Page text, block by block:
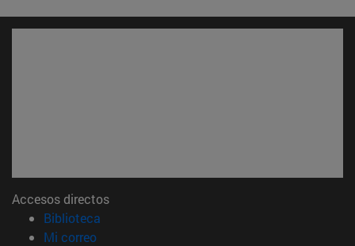
Accesos directos
Biblioteca
Mi correo(abre en nueva ventana)